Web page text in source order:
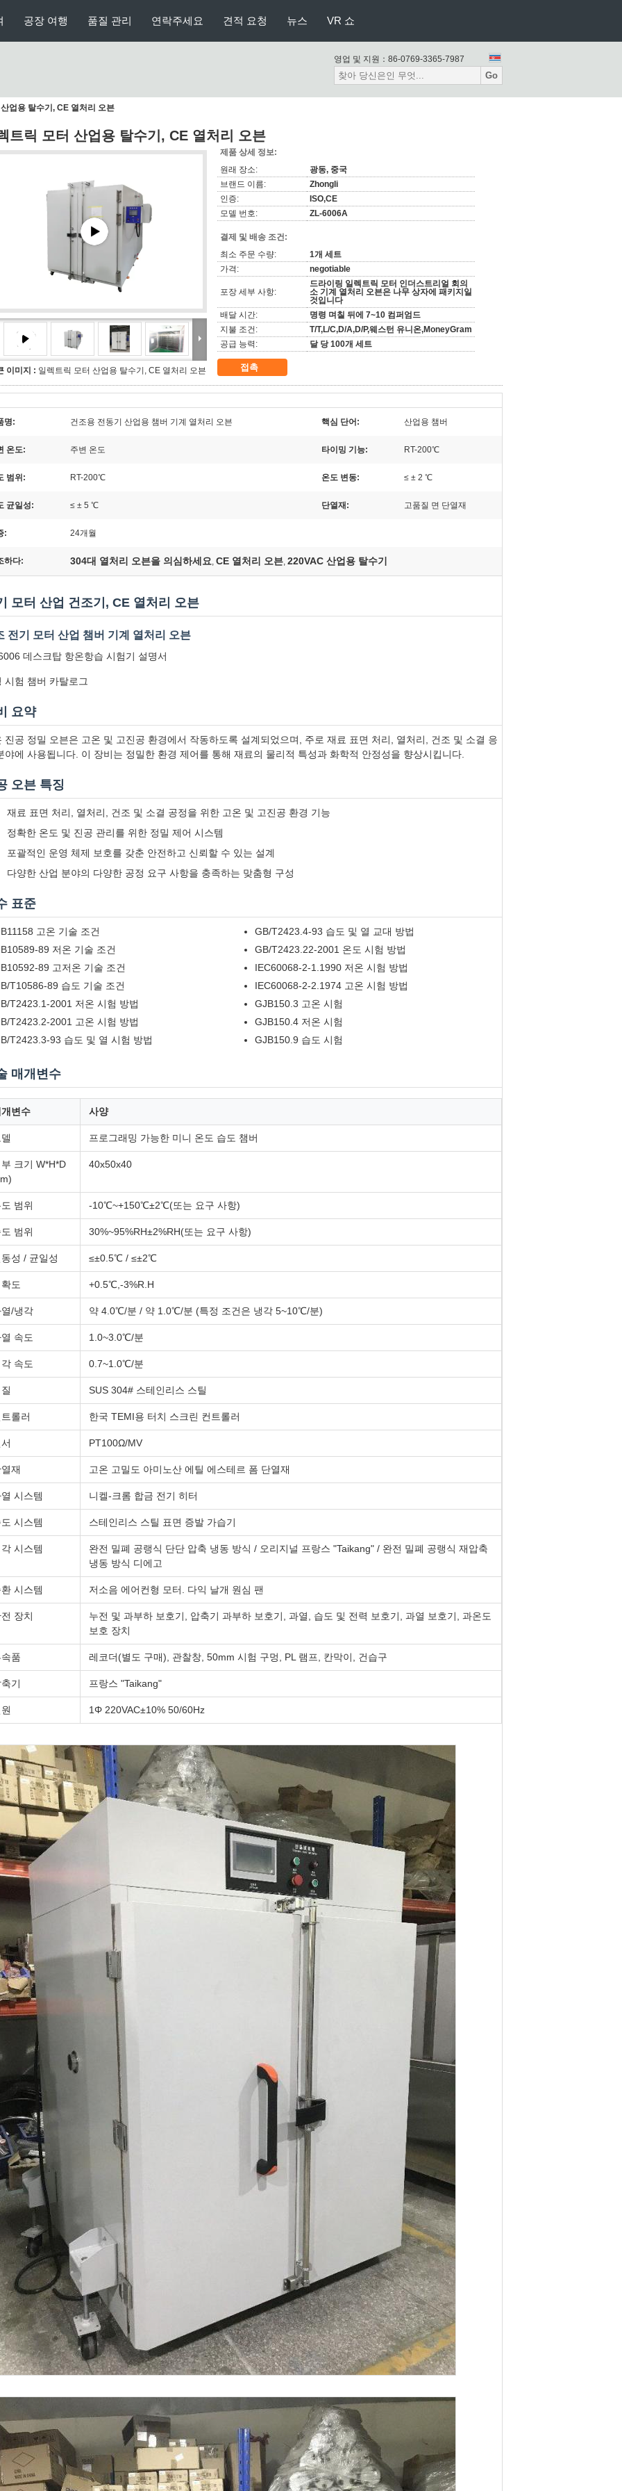
공장 여행 품질 관리 연락주세요 견적 요청 뉴스 VR 쇼
영업 및 지원： 86-0769-3365-7987
Go
업용 탈수기, CE 열처리 오븐
트릭 모터 산업용 탈수기, CE 열처리 오븐
이미지 : 일렉트릭 모터 산업용 탈수기, CE 열처리 오븐
제품 상세 정보:
원래 장소:
광동, 중국
브랜드 이름:
Zhongli
인증:
ISO,CE
모델 번호:
ZL-6006A
결제 및 배송 조건:
최소 주문 수량:
1개 세트
가격:
negotiable
포장 세부 사항:
드라이링 일렉트릭 모터 인더스트리얼 회의
소 기계 열처리 오븐은 나무 상자에 패키지일
것입니다
배달 시간:
명령 며칠 뒤에 7~10 컴퍼엄드
지불 조건:
T/T,L/C,D/A,D/P,웨스턴 유니온,MoneyGram
공급 능력:
달 당 100개 세트
접촉
명: 건조용 전동기 산업용 챔버 기계 열처리 오븐 핵심 단어: 산업용 챔버
온도: 주변 온도 타이밍 기능: RT-200℃
범위: RT-200℃ 온도 변동: ≤ ± 2 ℃
균일성: ≤ ± 5 ℃ 단열재: 고품질 면 단열재
: 24개월
하다: 304대 열처리 오븐을 의심하세요, CE 열처리 오븐, 220VAC 산업용 탈수기
모터 산업 건조기, CE 열처리 오븐
전기 모터 산업 챔버 기계 열처리 오븐
데스크탑 항온항습 시험기 설명서
시험 챔버 카탈로그
요약
진공 정밀 오븐은 고온 및 고진공 환경에서 작동하도록 설계되었으며, 주로 재료 표면 처리, 열처리, 건조 및 소결 응
야에 사용됩니다. 이 장비는 정밀한 환경 제어를 통해 재료의 물리적 특성과 화학적 안정성을 향상시킵니다.
오븐 특징
재료 표면 처리, 열처리, 건조 및 소결 공정을 위한 고온 및 고진공 환경 기능
정확한 온도 및 진공 관리를 위한 정밀 제어 시스템
포괄적인 운영 체제 보호를 갖춘 안전하고 신뢰할 수 있는 설계
다양한 산업 분야의 다양한 공정 요구 사항을 충족하는 맞춤형 구성
표준
고온 기술 조건
89 저온 기술 조건
89 고저온 기술 조건
T10586-89 습도 기술 조건
T2423.1-2001 저온 시험 방법
T2423.2-2001 고온 시험 방법
T2423.3-93 습도 및 열 시험 방법
GB/T2423.4-93 습도 및 열 교대 방법
GB/T2423.22-2001 온도 시험 방법
IEC60068-2-1.1990 저온 시험 방법
IEC60068-2-2.1974 고온 시험 방법
GJB150.3 고온 시험
GJB150.4 저온 시험
GJB150.9 습도 시험
매개변수
변수 사양
프로그래밍 가능한 미니 온도 습도 챔버
크기 W*H*D
40x50x40
범위 -10℃~+150℃±2℃(또는 요구 사항)
범위 30%~95%RH±2%RH(또는 요구 사항)
성 / 균일성 ≤±0.5℃ / ≤±2℃
도 +0.5℃,-3%R.H
/냉각 약 4.0℃/분 / 약 1.0℃/분 (특정 조건은 냉각 5~10℃/분)
속도 1.0~3.0℃/분
속도 0.7~1.0℃/분
SUS 304# 스테인리스 스틸
롤러 한국 TEMI용 터치 스크린 컨트롤러
PT100Ω/MV
재 고온 고밀도 아미노산 에틸 에스테르 폼 단열재
시스템 니켈-크롬 합금 전기 히터
시스템 스테인리스 스틸 표면 증발 가습기
시스템
완전 밀폐 공랭식 단단 압축 냉동 방식 / 오리지널 프랑스 "Taikang" / 완전 밀폐 공랭식 재압축
냉동 방식 디에고
시스템 저소음 에어컨형 모터. 다익 날개 원심 팬
장치
누전 및 과부하 보호기, 압축기 과부하 보호기, 과열, 습도 및 전력 보호기, 과열 보호기, 과온도
보호 장치
품 레코더(별도 구매), 관찰창, 50mm 시험 구멍, PL 램프, 칸막이, 건습구
기 프랑스 "Taikang"
1Φ 220VAC±10% 50/60Hz